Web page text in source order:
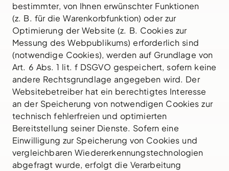
bestimmter, von Ihnen erwünschter Funktionen
(z. B. für die Warenkorbfunktion) oder zur
Optimierung der Website (z. B. Cookies zur
Messung des Webpublikums) erforderlich sind
(notwendige Cookies), werden auf Grundlage von
Art. 6 Abs. 1 lit. f DSGVO gespeichert, sofern keine
andere Rechtsgrundlage angegeben wird. Der
Websitebetreiber hat ein berechtigtes Interesse
an der Speicherung von notwendigen Cookies zur
technisch fehlerfreien und optimierten
Bereitstellung seiner Dienste. Sofern eine
Einwilligung zur Speicherung von Cookies und
vergleichbaren Wiedererkennungstechnologien
abgefragt wurde, erfolgt die Verarbeitung